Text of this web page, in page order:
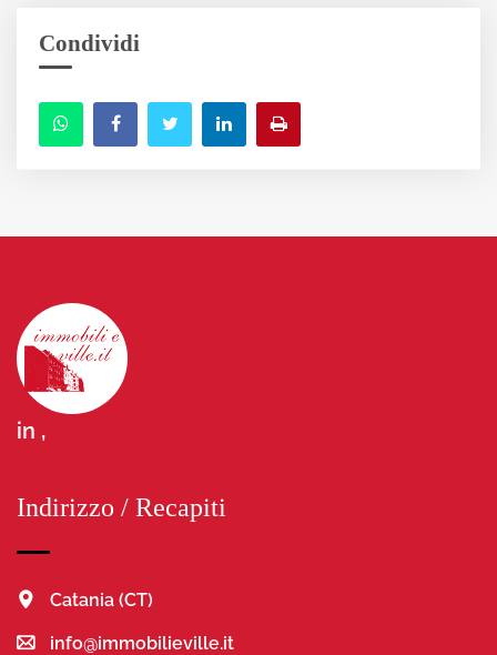
Condividi
in ,
Indirizzo / Recapiti
Catania (CT)
info@immobilieville.it